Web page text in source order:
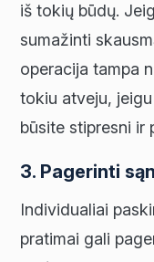
iš tokių būdų.
sumažinti
operacija tampa
tokiu atveju,
būsite stipresni ir
3. Pagerinti
Individualiai
pratimai gali